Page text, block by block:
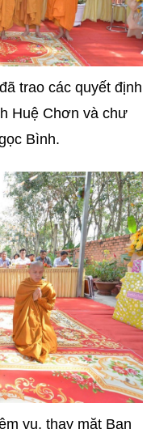
trao các quyết định
Huệ Chơn và chư
Bình.
vụ, thay mặt Ban